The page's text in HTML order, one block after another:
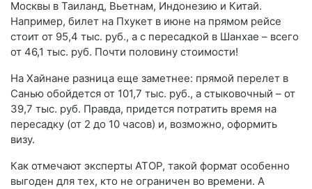
Москвы в Таиланд, Вьетнам, Индонезию и Китай.
Например, билет на Пхукет в июне на прямом рейсе
стоит от 95,4 тыс. руб., а с пересадкой в Шанхае – всего
от 46,1 тыс. руб. Почти половину стоимости!
На Хайнане разница еще заметнее: прямой перелет в
Санью обойдется от 101,7 тыс. руб., а стыковочный – от
39,7 тыс. руб. Правда, придется потратить время на
пересадку (от 2 до 10 часов) и, возможно, оформить
визу.
Как отмечают эксперты АТОР, такой формат особенно
выгоден для тех, кто не ограничен во времени. А